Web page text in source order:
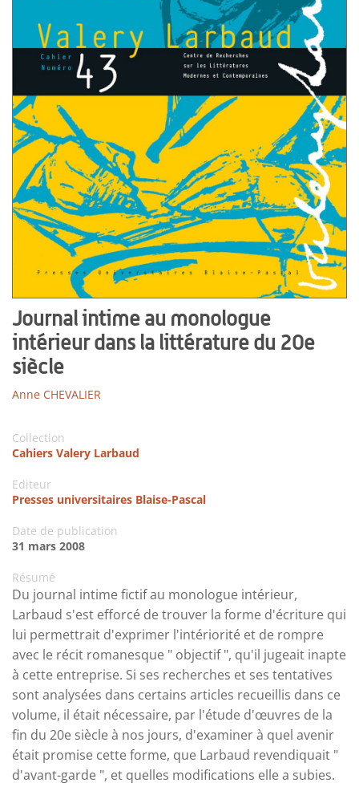
Journal intime au monologue
intérieur dans la littérature du 20e
siècle
Anne CHEVALIER
Collection
Cahiers Valery Larbaud
Editeur
Presses universitaires Blaise-Pascal
Date de publication
31 mars 2008
Résumé
Du journal intime fictif au monologue intérieur,
Larbaud s'est efforcé de trouver la forme d'écriture qui
lui permettrait d'exprimer l'intériorité et de rompre
avec le récit romanesque " objectif ", qu'il jugeait inapte
à cette entreprise. Si ses recherches et ses tentatives
sont analysées dans certains articles recueillis dans ce
volume, il était nécessaire, par l'étude d'œuvres de la
fin du 20e siècle à nos jours, d'examiner à quel avenir
était promise cette forme, que Larbaud revendiquait "
d'avant-garde ", et quelles modifications elle a subies.